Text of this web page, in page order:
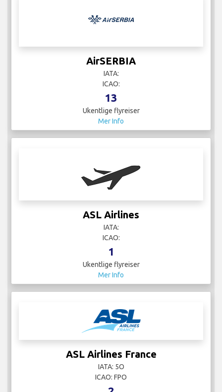
AirSERBIA
IATA:
ICAO:
13
Ukentlige flyreiser
Mer Info
ASL Airlines
IATA:
ICAO:
1
Ukentlige flyreiser
Mer Info
ASL Airlines France
IATA: 5O
ICAO: FPO